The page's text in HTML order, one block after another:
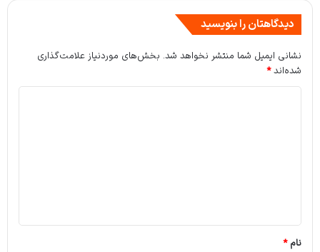
دیدگاهتان را بنویسید
نشانی ایمیل شما منتشر نخواهد شد. بخش‌های موردنیاز علامت‌گذاری
شده‌اند*
*
نام*